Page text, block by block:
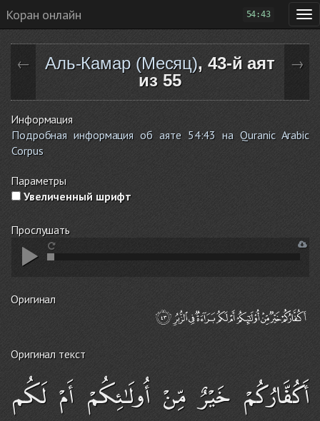
Коран онлайн 54:43
← Аль-Камар (Месяц), 43-й аят
из 55
→
Информация
Подробная информация об аяте 54:43 на Quranic Arabic
Corpus
Параметры
Увеличенный шрифт
Прослушать
Оригинал
Оригинал текст
أَكُفَّارُكُمْ خَيْرٌ مِّنْ أُولَـٰئِكُمْ أَمْ لَكُم